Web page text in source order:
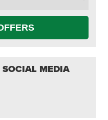
SOCIAL MEDIA